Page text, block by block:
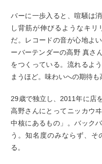
バーに一歩入ると、喧騒は
し背筋が伸びるようなキ
だ。レコードの音が心地よ
ーバーテンダーの高野 真さ
をつくっている。流れるよ
まうほど。味わいへの期待
29歳で独立し、2011年に店
高野さんにとってニッカウ
中核にあるもの」。バック
う。知名度のみならず、
る。